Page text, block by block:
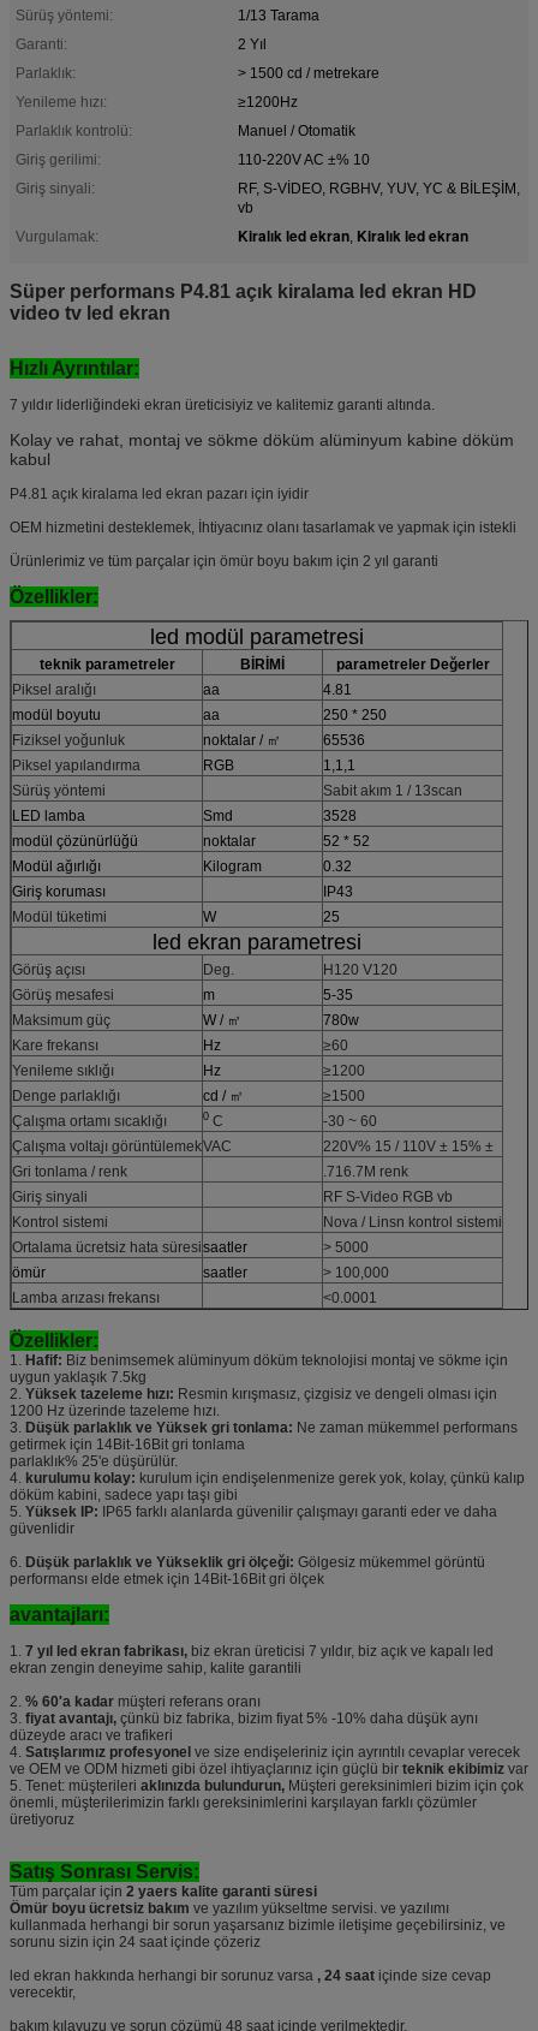
Sürüş yöntemi:
1/13 Tarama
Garanti:
2 Yıl
Parlaklık:
> 1500 cd / metrekare
Yenileme hızı:
≥1200Hz
Parlaklık kontrolü:
Manuel / Otomatik
Giriş gerilimi:
110-220V AC ±% 10
Giriş sinyali:
RF, S-VİDEO, RGBHV, YUV, YC & BİLEŞİM,
vb
Vurgulamak:
Kiralık led ekran, Kiralık led ekran
Süper performans P4.81 açık kiralama led ekran HD
video tv led ekran
Hızlı Ayrıntılar:
7 yıldır liderliğindeki ekran üreticisiyiz ve kalitemiz garanti altında.
Kolay ve rahat, montaj ve sökme döküm alüminyum kabine döküm
kabul
P4.81 açık kiralama led ekran pazarı için iyidir
OEM hizmetini desteklemek, İhtiyacınız olanı tasarlamak ve yapmak için istekli
Ürünlerimiz ve tüm parçalar için ömür boyu bakım için 2 yıl garanti
Özellikler:
led modül parametresi
teknik parametreler BİRİMİ
parametreler Değerler
Piksel aralığı
aa
4.81
modül boyutu
aa
250 * 250
Fiziksel yoğunluk
noktalar / ㎡
65536
Piksel yapılandırma
RGB
1,1,1
Sürüş yöntemi
Sabit akım 1 / 13scan
LED lamba
Smd
3528
modül çözünürlüğü
noktalar
52 * 52
Modül ağırlığı
Kilogram
0.32
Giriş koruması
IP43
Modül tüketimi
W 25
led ekran parametresi
Görüş açısı Deg.
H120 V120
Görüş mesafesi
m
5-35
Maksimum güç
W / ㎡
780w
Kare frekansı
Hz
≥60
Yenileme sıklığı
Hz
≥1200
Denge parlaklığı
cd / ㎡
≥1500
Çalışma ortamı sıcaklığı
0 C
-30 ~ 60
Çalışma voltajı görüntülemekVAC
220V% 15 / 110V ± 15% ±
Gri tonlama / renk
.716.7M renk
Giriş sinyali
RF S-Video RGB vb
Kontrol sistemi
Nova / Linsn kontrol sistemi
Ortalama ücretsiz hata süresisaatler
> 5000
ömür
saatler
> 100,000
Lamba arızası frekansı
<0.0001
Özellikler:
1. Hafif: Biz benimsemek alüminyum döküm teknolojisi montaj ve sökme için
uygun yaklaşık 7.5kg
2. Yüksek tazeleme hızı: Resmin kırışmasız, çizgisiz ve dengeli olması için
1200 Hz üzerinde tazeleme hızı.
3. Düşük parlaklık ve Yüksek gri tonlama: Ne zaman mükemmel performans
getirmek için 14Bit-16Bit gri tonlama
parlaklık% 25'e düşürülür.
4. kurulumu kolay: kurulum için endişelenmenize gerek yok, kolay, çünkü kalıp
döküm kabini, sadece yapı taşı gibi
5. Yüksek IP: IP65 farklı alanlarda güvenilir çalışmayı garanti eder ve daha
güvenlidir
6. Düşük parlaklık ve Yükseklik gri ölçeği: Gölgesiz mükemmel görüntü
performansı elde etmek için 14Bit-16Bit gri ölçek
avantajları:
1. 7 yıl led ekran fabrikası, biz ekran üreticisi 7 yıldır, biz açık ve kapalı led
ekran zengin deneyime sahip, kalite garantili
2. % 60'a kadar müşteri referans oranı
3. fiyat avantajı, çünkü biz fabrika, bizim fiyat 5% -10% daha düşük aynı
düzeyde aracı ve trafikeri
4. Satışlarımız profesyonel ve size endişeleriniz için ayrıntılı cevaplar verecek
ve OEM ve ODM hizmeti gibi özel ihtiyaçlarınız için güçlü bir teknik ekibimiz var
5. Tenet: müşterileri aklınızda bulundurun, Müşteri gereksinimleri bizim için çok
önemli, müşterilerimizin farklı gereksinimlerini karşılayan farklı çözümler
üretiyoruz
Satış Sonrası Servis:
Tüm parçalar için 2 yaers kalite garanti süresi
Ömür boyu ücretsiz bakım ve yazılım yükseltme servisi. ve yazılımı
kullanmada herhangi bir sorun yaşarsanız bizimle iletişime geçebilirsiniz, ve
sorunu sizin için 24 saat içinde çözeriz
led ekran hakkında herhangi bir sorunuz varsa , 24 saat içinde size cevap
verecektir,
bakım kılavuzu ve sorun çözümü 48 saat içinde verilmektedir.